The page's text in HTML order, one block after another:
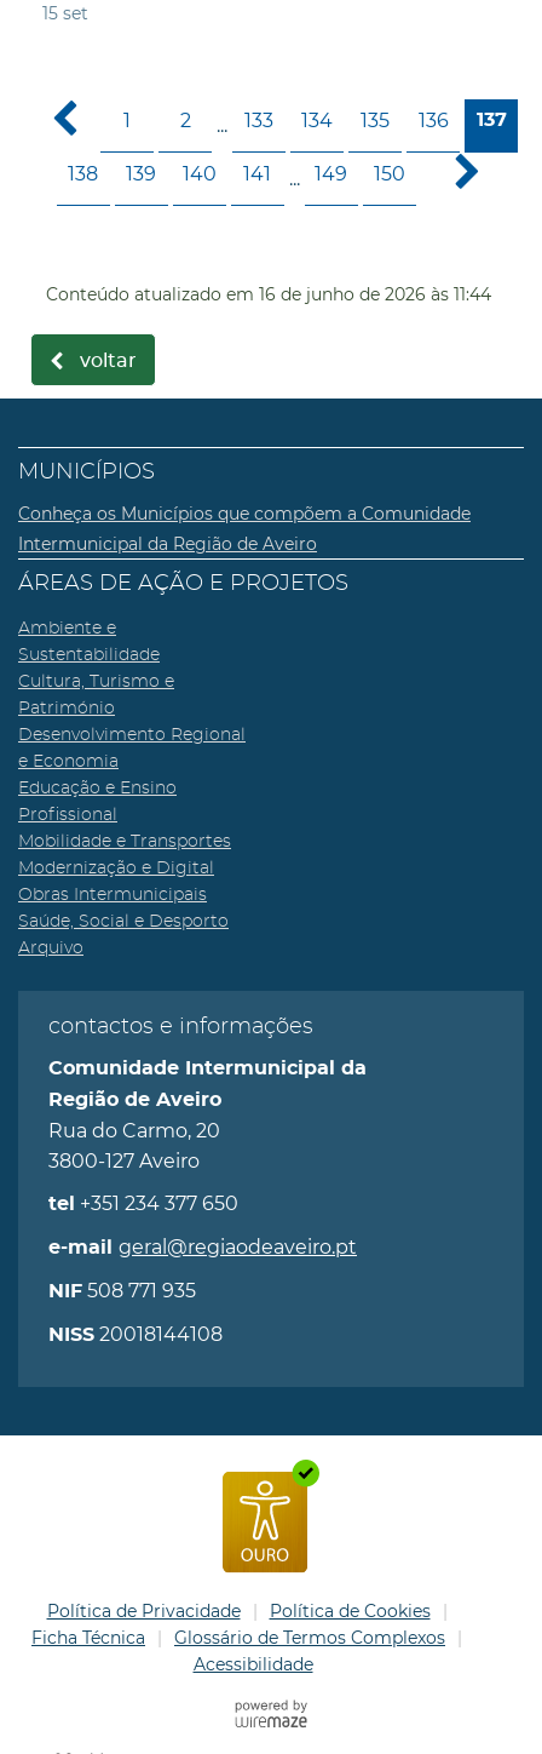
15 set
1 2 ... 133 134 135 136 137
138 139 140 141 ... 149 150
Conteúdo atualizado em 16 de junho de 2026 às 11:44
voltar
MUNICÍPIOS
Conheça os Municípios que compõem a Comunidade
Intermunicipal da Região de Aveiro
ÁREAS DE AÇÃO E PROJETOS
Ambiente e
Sustentabilidade
Cultura, Turismo e
Património
Desenvolvimento Regional
e Economia
Educação e Ensino
Profissional
Mobilidade e Transportes
Modernização e Digital
Obras Intermunicipais
Saúde, Social e Desporto
Arquivo
contactos e informações
Comunidade Intermunicipal da
Região de Aveiro
Rua do Carmo, 20
3800-127 Aveiro
tel +351 234 377 650
e-mail geral@regiaodeaveiro.pt
NIF 508 771 935
NISS 20018144108
Política de Privacidade
Política de Cookies
Ficha Técnica
Glossário de Termos Complexos
Acessibilidade